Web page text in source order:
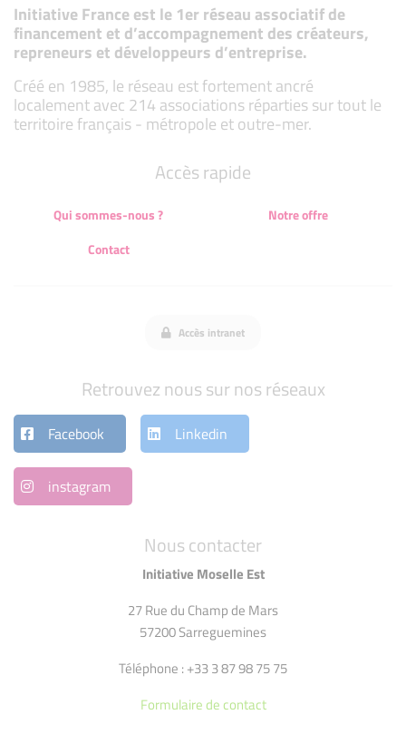
Initiative France est le 1er réseau associatif de
financement et d’accompagnement des créateurs,
repreneurs et développeurs d’entreprise.
Créé en 1985, le réseau est fortement ancré
localement avec 214 associations réparties sur tout le
territoire français - métropole et outre-mer.
Nous contacter
Initiative Moselle Est
27 Rue du Champ de Mars
57200 Sarreguemines
Téléphone : +33 3 87 98 75 75
Formulaire de contact
Accès rapide
Qui sommes-nous ?
Notre offre
Contact
Accès intranet
Retrouvez nous sur nos réseaux
Facebook Linkedin
instagram